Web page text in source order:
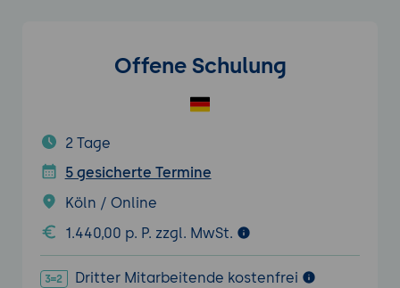
Offene Schulung
2 Tage
5 gesicherte Termine
Köln / Online
1.440,00 p. P. zzgl. MwSt.
Dritter Mitarbeitende kostenfrei